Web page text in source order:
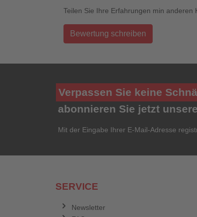
Teilen Sie Ihre Erfahrungen min anderen
Bewertung schreiben
Verpassen Sie keine
abonnieren Sie jetzt
Mit der Eingabe Ihrer E-Mail-Adresse
SERVICE
Newsletter